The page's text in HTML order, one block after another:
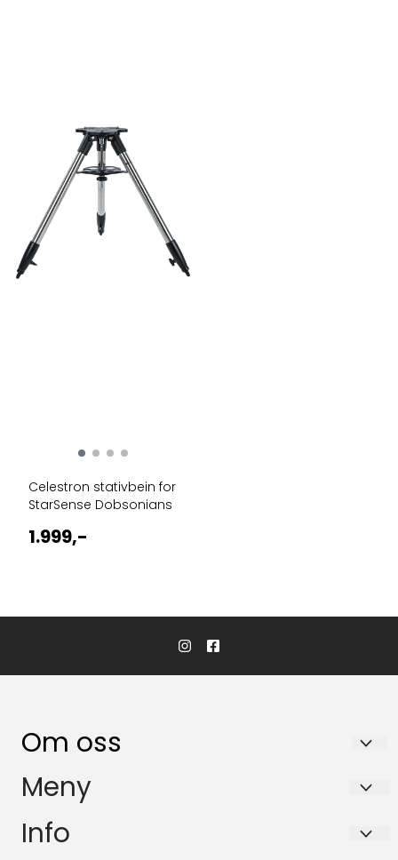
Celestron stativbein for
StarSense Dobsonians
1.999,-
Om oss
KikkertSpesialisten AS
Ingvald Ystgaards veg 15
7047 Trondheim
Meny
Salgsbetingelser
Info